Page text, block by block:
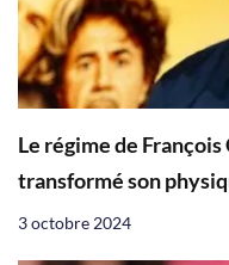
Le régime de
transformé son
3 octobre 2024